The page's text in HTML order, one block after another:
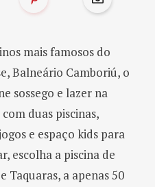
mais famosos do
Balneário Camboriú, o
sossego e lazer na
duas piscinas,
e espaço kids para
escolha a piscina de
Taquaras, a apenas 50